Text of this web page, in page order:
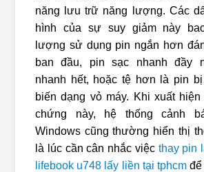
năng lưu trữ năng lượng. Các
hình của sự suy giảm này
lượng sử dụng pin ngắn hơn
ban đầu, pin sạc nhanh đầy
nhanh hết, hoặc tệ hơn là pin
biến dạng vỏ máy. Khi xuất
chứng này, hệ thống cảnh
Windows cũng thường hiển thị
là lúc cần cân nhắc việc thay pin
lifebook u748 lấy liền tại tphcm để